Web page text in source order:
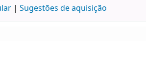
Sugestões de aquisição